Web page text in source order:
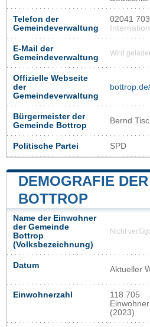
Telefon der
Gemeindeverwaltung
02041
E-Mail der
Gemeindeverwaltung
Wird
Offizielle Webseite
der
Gemeindeverwaltung
bottrop.de/
Bürgermeister der
Gemeinde Bottrop
Bernd
Politische Partei SPD
DEMOGRAFIE
BOTTROP
Name der Einwohner
der Gemeinde
Bottrop
(Volksbezeichnung)
Nicht
Datum Aktueller
Einwohnerzahl
118 705
Einwohner
(2023)